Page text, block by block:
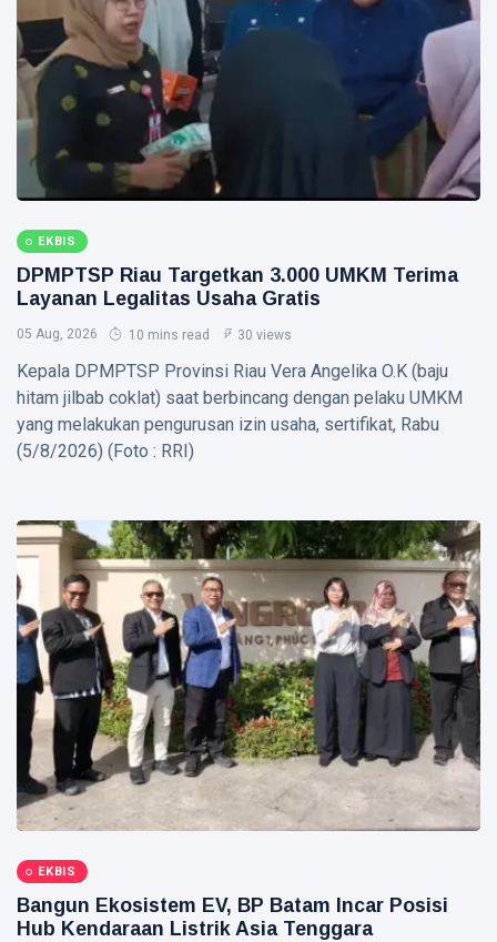
Plt
Gubernur
Usai Riau
Masuk
Lima
Besar
ADLG
Awards
2026
TANJUNGPINANG
Tanjungpinang
Ingatkan
Warga
Waspadai
Penipuan
Pungut
Retribusi
Sampah
2026
17
views
NATUNA
167 RTLH di
Natuna
Direhabilitasi
dengan
Bantuan
Kementerian
07 Aug,
2026
18
views
RIAU
SKK
Migas,
PHR dan
Polda Riau
Perkuat
Aset
Negara
demi
Menjaga
Ketahanan
Energi
Nasional
07
Aug,
2026
19
views
Siak Sri Indrapura
Prabowo Subianto
Indonesia
Pekanbaru
Pilkada 2024
Donald Trump
PT IKPP Perawang
EKBIS
DPMPTSP Riau Targetkan 3.000 UMKM Terima
Layanan Legalitas Usaha Gratis
05 Aug, 2026 10 mins read 30 views
Kepala DPMPTSP Provinsi Riau Vera Angelika O.K (baju
hitam jilbab coklat) saat berbincang dengan pelaku UMKM
yang melakukan pengurusan izin usaha, sertifikat, Rabu
(5/8/2026) (Foto : RRI)
EKBIS
Bangun Ekosistem EV, BP Batam Incar Posisi
Hub Kendaraan Listrik Asia Tenggara